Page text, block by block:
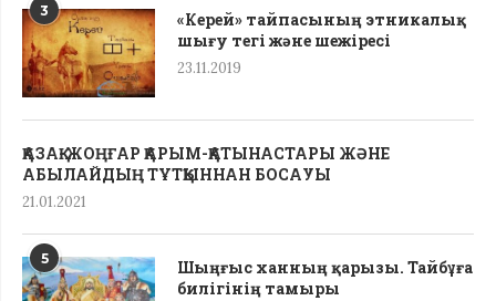
3
«Керей» тайпасының этникалық
шығу тегі жəне шежіресі
23.11.2019
ҚАЗАҚ-ЖОҢҒАР ҚАРЫМ-ҚАТЫНАСТАРЫ ЖӘНЕ
АБЫЛАЙДЫҢ ТҰТҚЫННАН БОСАУЫ
21.01.2021
5
Шыңғыс ханның қарызы. Тайбұға
билігінің тамыры